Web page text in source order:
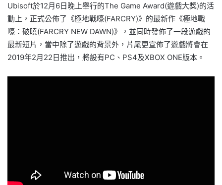
Ubisoft於12月6日晚上舉行的The Game Award(遊戲大獎)的活
動上，正式公佈了《極地戰嚎(FARCRY)》的最新作《極地戰
嚎：破曉(FARCRY NEW DAWN)》，並同時發佈了一段遊戲的
最新短片，當中除了遊戲的背景外，片尾更宣佈了遊戲將會在
2019年2月22日推出，將設有PC、PS4及XBOX ONE版本。